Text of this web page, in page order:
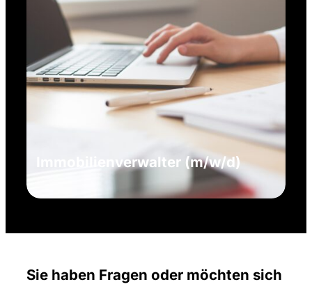
Immobilienverwalter (m/w/d)
Sie haben Fragen oder möchten sich